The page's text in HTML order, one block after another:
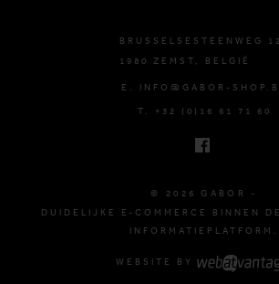
BRUSSELSESTEENWEG
1980 ZEMST, BELGIË
E. INFO@GABOR-
T. +32 (0)16 61 71 60
© 2026 GABOR -
DUIDELIJKE E-COMMERCE BINNEN
INFORMATIEPLATFORM.
WEBSITE BY